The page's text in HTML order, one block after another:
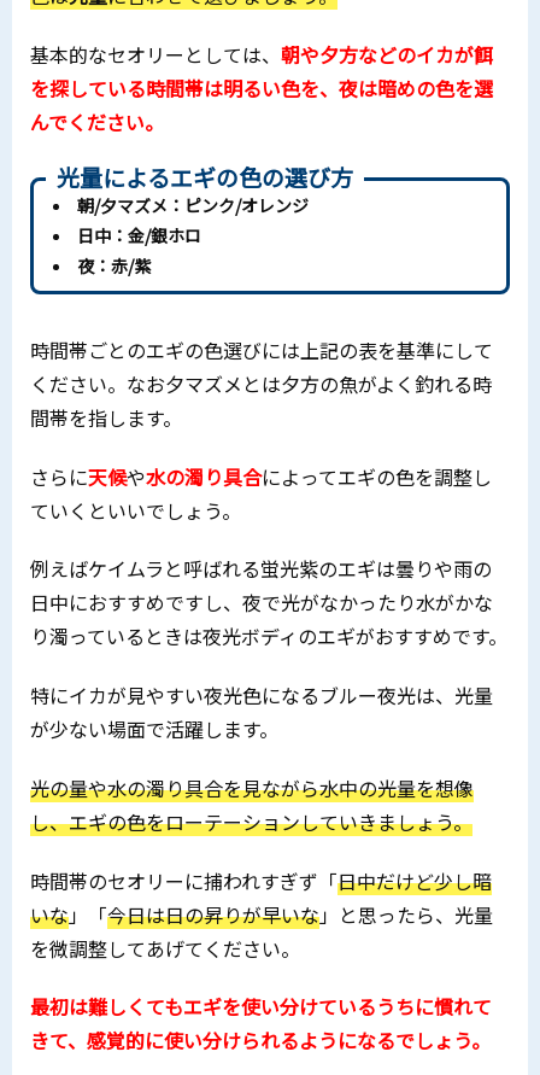
基本的なセオリーとしては、 朝や夕方などのイカが餌
を探している時間帯は明るい色を、夜は暗めの色を選
んでください。
光量によるエギの色の選び方
朝/夕マズメ：ピンク/オレンジ
日中：金/銀ホロ
夜：赤/紫
時間帯ごとのエギの色選びには上記の表を基準にして
ください。なお夕マズメとは夕方の魚がよく釣れる時
間帯を指します。
さらに天候や水の濁り具合によってエギの色を調整し
ていくといいでしょう。
例えばケイムラと呼ばれる蛍光紫のエギは曇りや雨の
日中におすすめですし、夜で光がなかったり水がかな
り濁っているときは夜光ボディのエギがおすすめです。
特にイカが見やすい夜光色になるブルー夜光は、光量
が少ない場面で活躍します。
光の量や水の濁り具合を見ながら水中の光量を想像
し、エギの色をローテーションしていきましょう。
時間帯のセオリーに捕われすぎず「日中だけど少し暗
いな」「今日は日の昇りが早いな」と思ったら、光量
を微調整してあげてください。
最初は難しくてもエギを使い分けているうちに慣れて
きて、感覚的に使い分けられるようになるでしょう。